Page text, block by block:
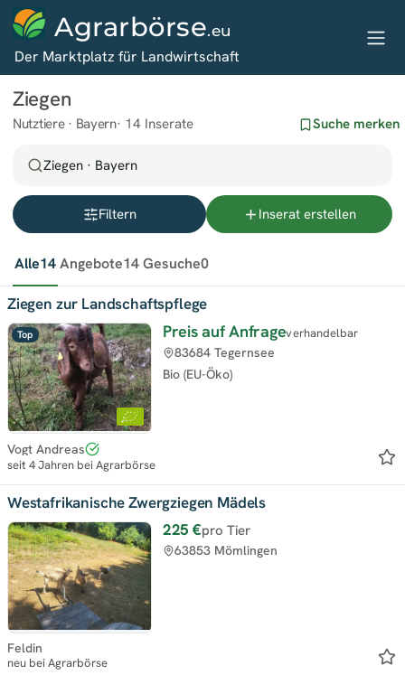
Agrarbörse.eu
Der Marktplatz für Landwirtschaft
Ziegen
Nutztiere · Bayern 14 Inserate Suche merken
Ziegen · Bayern
Filtern Inserat erstellen
Alle14Angebote14Gesuche0
Top
Ziegen zur Landschaftspflege
Preis auf Anfrageverhandelbar
Bio (EU-Öko)
83684 Tegernsee
Vogt Andreas
seit 4 Jahren bei Agrarbörse
Westafrikanische Zwergziegen Mädels
225 €pro Tier
63853 Mömlingen
Feldin
neu bei Agrarbörse